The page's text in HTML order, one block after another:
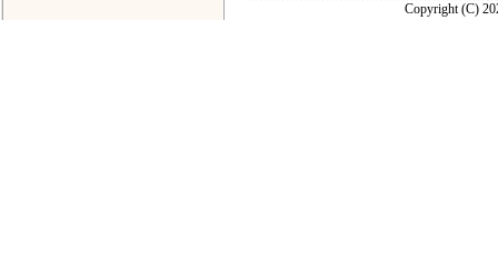
Copyright (C)